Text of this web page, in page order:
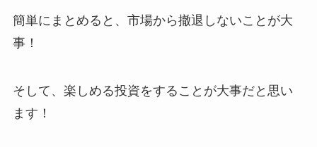
簡単にまとめると、市場から撤退しないことが大
事！
そして、楽しめる投資をすることが大事だと思い
ます！